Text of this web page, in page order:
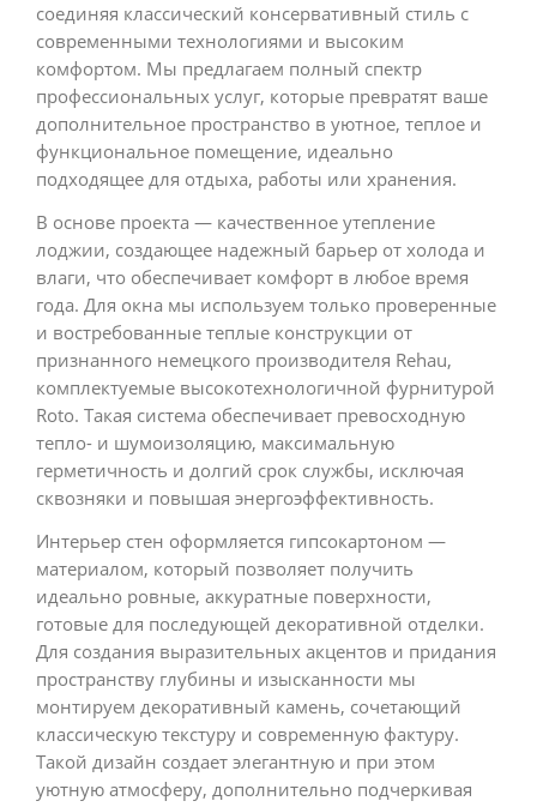
соединяя классический консервативный стиль с
современными технологиями и высоким
комфортом. Мы предлагаем полный спектр
профессиональных услуг, которые превратят ваше
дополнительное пространство в уютное, теплое и
функциональное помещение, идеально
подходящее для отдыха, работы или хранения.
В основе проекта — качественное утепление
лоджии, создающее надежный барьер от холода и
влаги, что обеспечивает комфорт в любое время
года. Для окна мы используем только проверенные
и востребованные теплые конструкции от
признанного немецкого производителя Rehau,
комплектуемые высокотехнологичной фурнитурой
Roto. Такая система обеспечивает превосходную
тепло- и шумоизоляцию, максимальную
герметичность и долгий срок службы, исключая
сквозняки и повышая энергоэффективность.
Интерьер стен оформляется гипсокартоном —
материалом, который позволяет получить
идеально ровные, аккуратные поверхности,
готовые для последующей декоративной отделки.
Для создания выразительных акцентов и придания
пространству глубины и изысканности мы
монтируем декоративный камень, сочетающий
классическую текстуру и современную фактуру.
Такой дизайн создает элегантную и при этом
уютную атмосферу, дополнительно подчеркивая